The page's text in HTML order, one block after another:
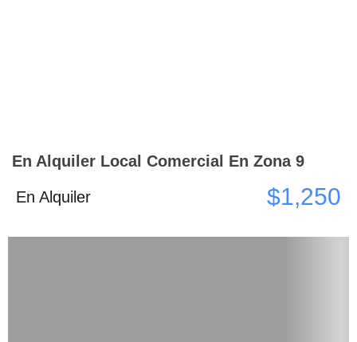
En Alquiler Local Comercial En Zona 9
En Alquiler $1,250